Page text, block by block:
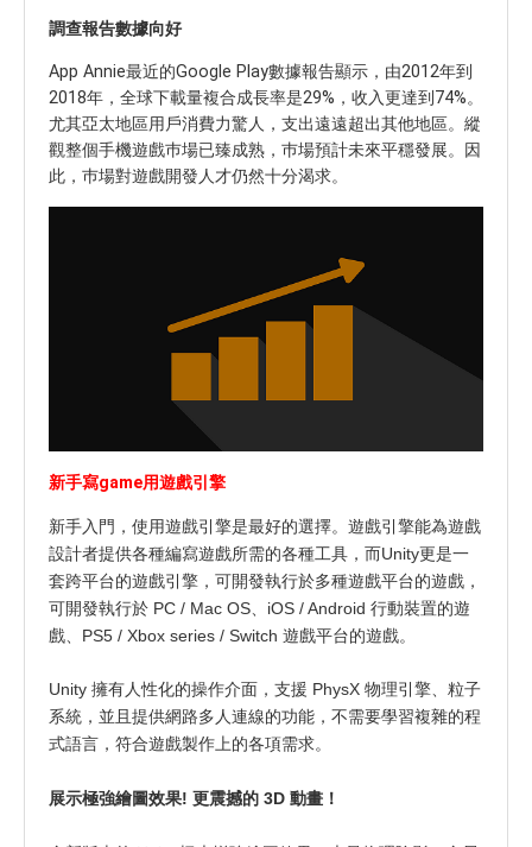
調查報告數據向好
App Annie最近的Google Play數據報告顯示，由2012年到
2018年，全球下載量複合成長率是29%，收入更達到74%。
尤其亞太地區用戶消費力驚人，支出遠遠超出其他地區。縱
觀整個手機遊戲巿場已臻成熟，巿場預計未來平穩發展。因
此，巿場對遊戲開發人才仍然十分渴求。
新手寫game用遊戲引擎
新手入門，使用遊戲引擎是最好的選擇。遊戲引擎能為遊戲
設計者提供各種編寫遊戲所需的各種工具，而Unity更是一
套跨平台的遊戲引擎，可開發執行於多種遊戲平台的遊戲，
可開發執行於 PC / Mac OS、iOS / Android 行動裝置的遊
戲、PS5 / Xbox series / Switch 遊戲平台的遊戲。
Unity 擁有人性化的操作介面，支援 PhysX 物理引擎、粒子
系統，並且提供網路多人連線的功能，不需要學習複雜的程
式語言，符合遊戲製作上的各項需求。
展示極強繪圖效果! 更震撼的 3D 動畫！